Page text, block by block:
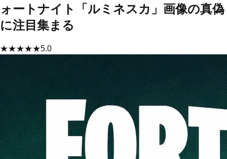
ォートナイト「ルミネスカ」画像の真偽
に注目集まる
★★★★★5.0